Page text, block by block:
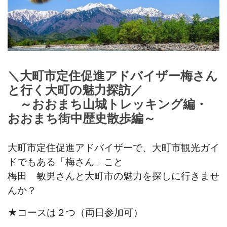
＼大町市定住促進アドバイザー梅さん
と行く大町の魅力探訪／
～おおまち山城トレッキング編・
おおまち街中歴史散歩編～
大町市定住促進アドバイザーで、大町市観光ガイ
ドでもある「梅さん」こと
梅田 敏男さんと大町市の魅力を探しに行きませ
んか？
★コースは２つ（両日参加可）